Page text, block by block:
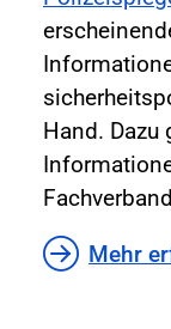
Hand. Dazu
Mehr